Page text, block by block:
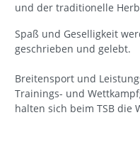
und der traditionelle
Spaß und Geselligkeit
geschrieben und gelebt.
Breitensport und
Trainings- und
halten sich beim TSB die